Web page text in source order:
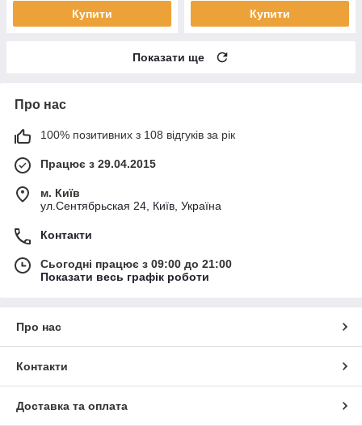
Купити Купити
Показати ще
Про нас
100% позитивних з 108 відгуків за рік
Працює з 29.04.2015
м. Київ
ул.Сентябрьская 24, Київ, Україна
Контакти
Сьогодні працює з 09:00 до 21:00
Показати весь графік роботи
Про нас
Контакти
Доставка та оплата